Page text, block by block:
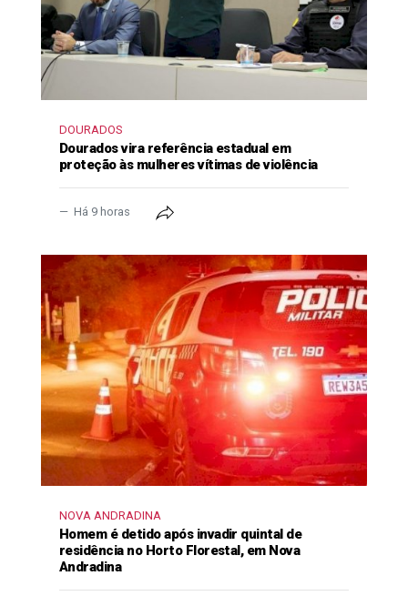
DOURADOS
Dourados vira referência estadual em
proteção às mulheres vítimas de violência
Há 9 horas
NOVA ANDRADINA
Homem é detido após invadir quintal de
residência no Horto Florestal, em Nova
Andradina